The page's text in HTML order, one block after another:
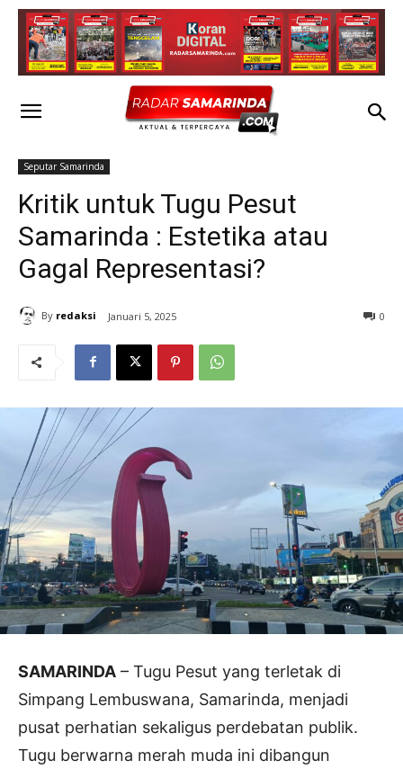
Seputar Samarinda
Kritik untuk Tugu Pesut
Samarinda : Estetika atau
Gagal Representasi?
By redaksi Januari 5, 2025 0
SAMARINDA – Tugu Pesut yang terletak di
Simpang Lembuswana, Samarinda, menjadi
pusat perhatian sekaligus perdebatan publik.
Tugu berwarna merah muda ini dibangun